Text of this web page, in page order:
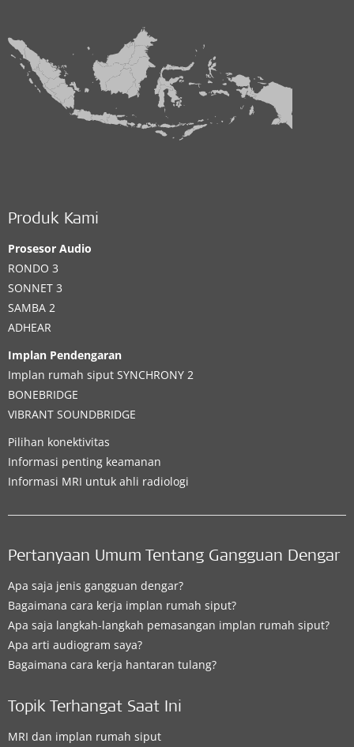
Produk Kami
Prosesor Audio
RONDO 3
SONNET 3
SAMBA 2
ADHEAR
Implan Pendengaran
Implan rumah siput SYNCHRONY 2
BONEBRIDGE
VIBRANT SOUNDBRIDGE
Pilihan konektivitas
Informasi penting keamanan
Informasi MRI untuk ahli radiologi
Pertanyaan Umum Tentang Gangguan Dengar
Apa saja jenis gangguan dengar?
Bagaimana cara kerja implan rumah siput?
Apa saja langkah-langkah pemasangan implan rumah siput?
Apa arti audiogram saya?
Bagaimana cara kerja hantaran tulang?
Topik Terhangat Saat Ini
MRI dan implan rumah siput